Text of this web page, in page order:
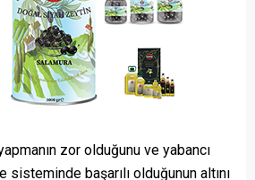
zor olduğunu ve yabancı
başarılı olduğunun altını